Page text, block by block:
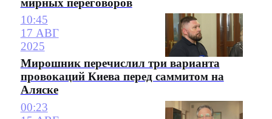
мирных переговоров
10:45
17 АВГ
2025
Мирошник перечислил три варианта
провокаций Киева перед саммитом на
Аляске
00:23